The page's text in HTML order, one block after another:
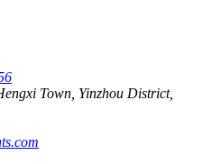
Town, Yinzhou District,